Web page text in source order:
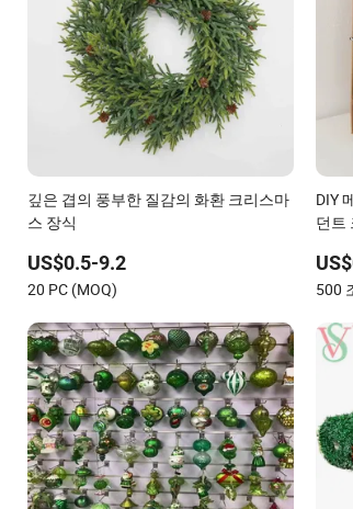
깊은 겹의 풍부한 질감의 화환 크리스마
스 장식
US$0.5-9.2
20 PC (MOQ)
DIY
던트
500